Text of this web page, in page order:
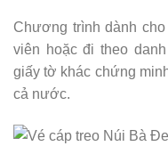
Chương trình dành
viên hoặc đi theo
giấy tờ khác chứng
cả nước.